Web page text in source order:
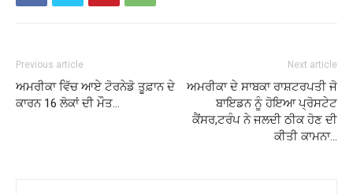
Previous article
ਅਮਰੀਕਾ ਵਿੱਚ ਆਏ ਟੋਰਨੇਡੋ ਤੂਫ਼ਾਨ ਦੇ
ਕਾਰਨ 16 ਲੋਕਾਂ ਦੀ ਮੌਤ…
Next article
ਅਮਰੀਕਾ ਦੇ ਸਾਬਕਾ ਰਾਸ਼ਟਰਪਤੀ ਜੋ
ਬਾਇਡਨ ਨੂੰ ਹੋਇਆ ਪ੍ਰੋਸਟੇਟ
ਕੈਂਸਰ,ਟਰੰਪ ਨੇ ਜਲਦੀ ਠੀਕ ਹੋਣ ਦੀ
ਕੀਤੀ ਕਾਮਨਾ…